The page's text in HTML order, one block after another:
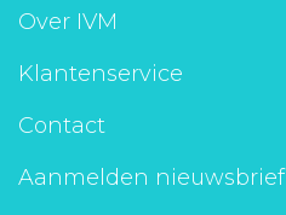
Over IVM
Klantenservice
Contact
Aanmelden nieuwsbrief